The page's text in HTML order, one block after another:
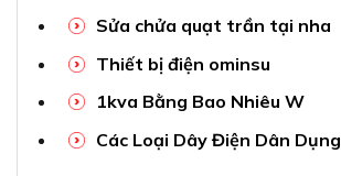
Sửa chửa quạt trần tại nha
Thiết bị điện ominsu
1kva Bằng Bao Nhiêu W
Các Loại Dây Điện Dân Dụng